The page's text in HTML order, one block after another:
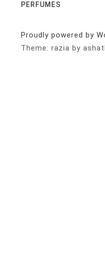
PERFUMES
Proudly powered by
Theme: razia by